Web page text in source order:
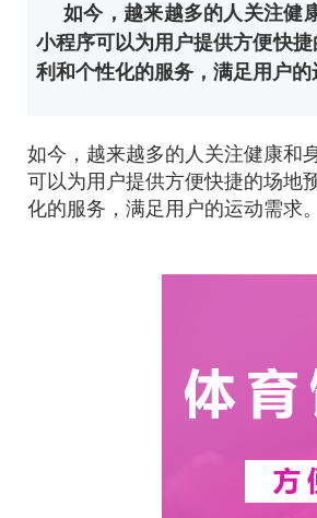
如今，越来越多的人关注健
小程序可以为用户提供方便快
利和个性化的服务，满足用户的
如今，越来越多的人关注健康和
可以为用户提供方便快捷的场地
化的服务，满足用户的运动需求。